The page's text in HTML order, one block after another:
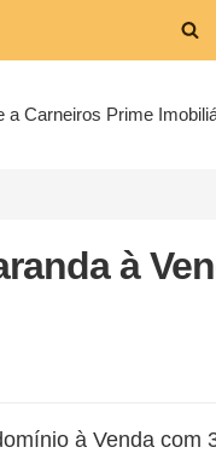
a Carneiros Prime
à
à Venda com